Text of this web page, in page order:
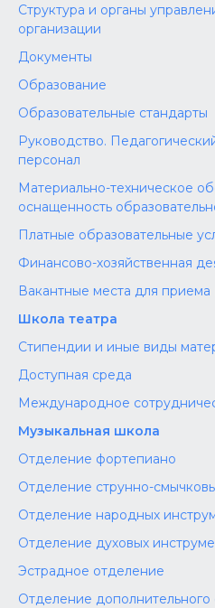
Структура и органы
организации
Документы
Образование
Образовательные стандарты
Руководство.
персонал
Материально-техническое
оснащенность
Платные образовательные
Финансово-хозяйственная
Вакантные места для
Школа театра
Стипендии и иные виды
Доступная среда
Международное
Музыкальная школа
Отделение фортепиано
Отделение струнно-
Отделение народных
Отделение духовых
Эстрадное отделение
Отделение